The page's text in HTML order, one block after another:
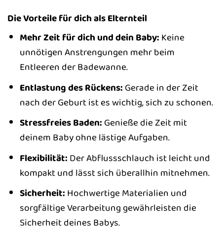
Die Vorteile für dich als Elternteil
Mehr Zeit für dich und dein Baby: Keine
unnötigen Anstrengungen mehr beim
Entleeren der Badewanne.
Entlastung des Rückens: Gerade in der Zeit
nach der Geburt ist es wichtig, sich zu schonen.
Stressfreies Baden: Genieße die Zeit mit
deinem Baby ohne lästige Aufgaben.
Flexibilität: Der Abflussschlauch ist leicht und
kompakt und lässt sich überallhin mitnehmen.
Sicherheit: Hochwertige Materialien und
sorgfältige Verarbeitung gewährleisten die
Sicherheit deines Babys.